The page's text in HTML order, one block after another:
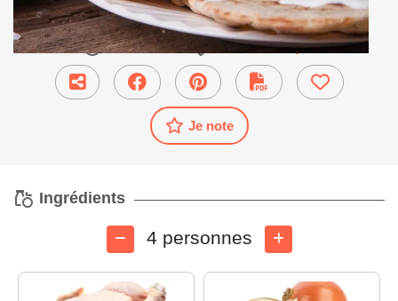
45 min ● Plat Principal
Je note
Ingrédients
4 personnes